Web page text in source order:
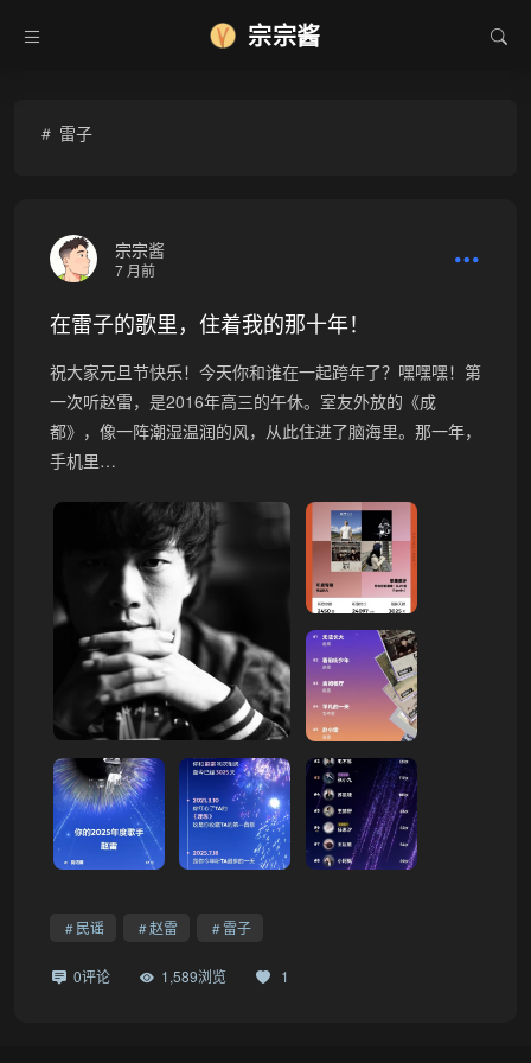
宗宗酱
雷子
宗宗酱
7 月前
在雷子的歌里，住着我的那十年！
祝大家元旦节快乐！今天你和谁在一起跨年了？嘿嘿嘿！第
一次听赵雷，是2016年高三的午休。室友外放的《成
都》，像一阵潮湿温润的风，从此住进了脑海里。那一年，
手机里…
民谣 赵雷 雷子
0评论 1,589浏览 1